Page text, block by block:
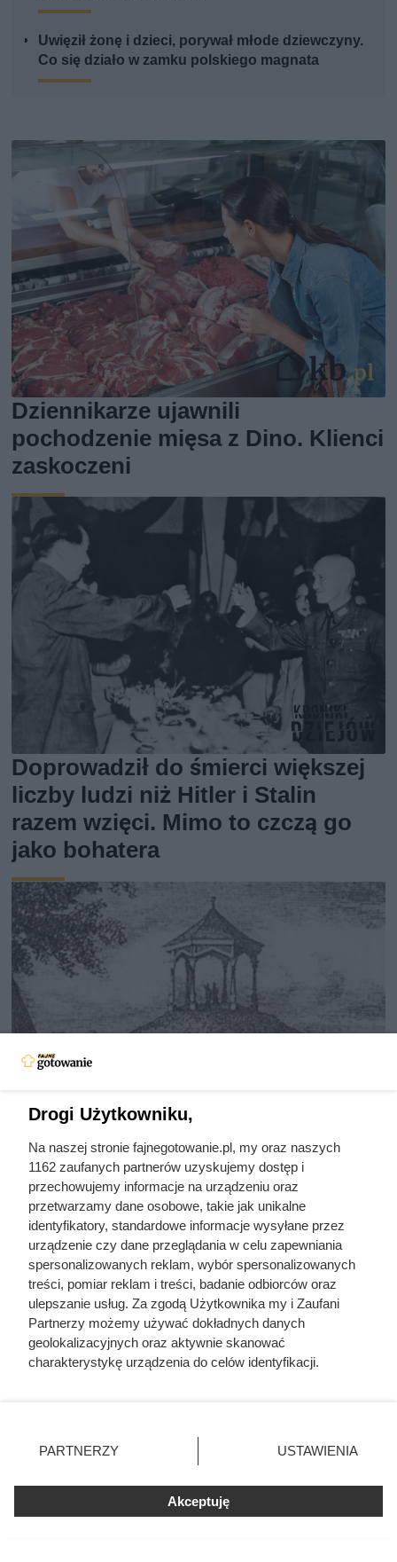
Uwięził żonę i dzieci, porywał młode dziewczyny.
Co się działo w zamku polskiego magnata
Dziennikarze ujawnili
pochodzenie mięsa z Dino. Klienci
zaskoczeni
Doprowadził do śmierci większej
liczby ludzi niż Hitler i Stalin
razem wzięci. Mimo to czczą go
jako bohatera
Zginął z rąk kobiety, którą
próbował zgwałcić. Historia
polskiego władcy zaskakuje
Pierwsza żona miała 11 ataków
Drogi Użytkowniku,
Na naszej stronie fajnegotowanie.pl, my oraz naszych
1162 zaufanych partnerów uzyskujemy dostęp i
przechowujemy informacje na urządzeniu oraz
przetwarzamy dane osobowe, takie jak unikalne
identyfikatory, standardowe informacje wysyłane przez
urządzenie czy dane przeglądania w celu zapewniania
spersonalizowanych reklam, wybór spersonalizowanych
treści, pomiar reklam i treści, badanie odbiorców oraz
ulepszanie usług. Za zgodą Użytkownika my i Zaufani
Partnerzy możemy używać dokładnych danych
geolokalizacyjnych oraz aktywnie skanować
charakterystykę urządzenia do celów identyfikacji.
zmienić/wycofać klikając przycisk ustawień prywatności
znajdujący się w lewym dolnym rogu strony
rodzaje przetwarzania danych nie wymagają zgody
użytkownika, ale masz prawo sprzeciwić się takiemu
przetwarzaniu. Preferencje będą miały zastosowania tylko
PARTNERZY USTAWIENIA
Akceptuję